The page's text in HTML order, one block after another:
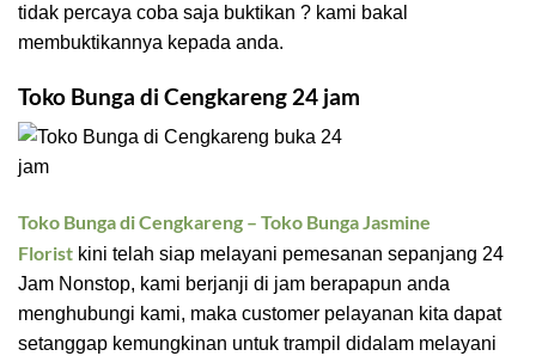
tidak percaya coba saja buktikan ? kami bakal
membuktikannya kepada anda.
Toko Bunga di Cengkareng 24 jam
Toko Bunga diCengkareng – Toko Bunga Jasmine
Florist kini telah siap melayani pemesanan sepanjang 24
Jam Nonstop, kami berjanji di jam berapapun anda
menghubungi kami, maka customer pelayanan kita dapat
setanggap kemungkinan untuk trampil didalam melayani